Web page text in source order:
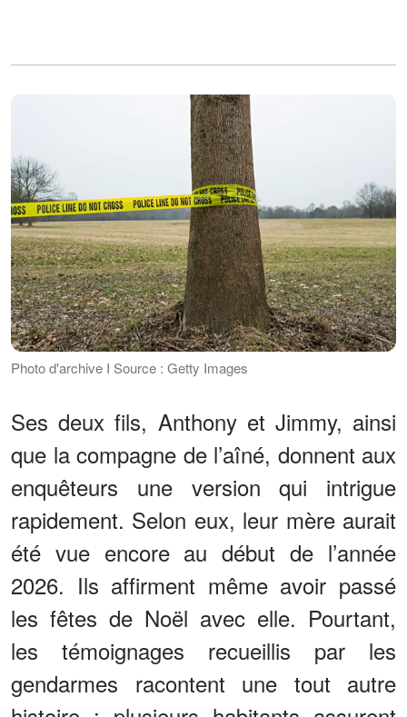
Photo d'archive I Source : Getty Images
Ses deux fils, Anthony et Jimmy, ainsi
que la compagne de l’aîné, donnent aux
enquêteurs une version qui intrigue
rapidement. Selon eux, leur mère aurait
été vue encore au début de l’année
2026. Ils affirment même avoir passé
les fêtes de Noël avec elle. Pourtant,
les témoignages recueillis par les
gendarmes racontent une tout autre